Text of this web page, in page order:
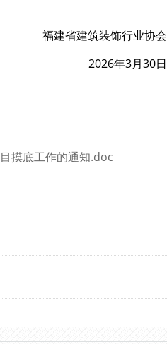
福建省建筑装饰行业协会
2026年3月30日
摸底工作的通知.doc